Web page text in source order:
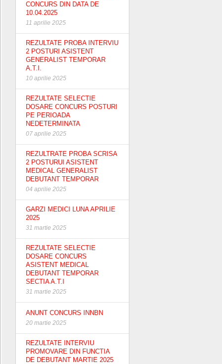
CONCURS DIN DATA DE
10.04.2025
11 aprilie 2025
REZULTATE PROBA INTERVIU
2 POSTURI ASISTENT
GENERALIST TEMPORAR
A.T.I.
10 aprilie 2025
REZULTATE SELECTIE
DOSARE CONCURS POSTURI
PE PERIOADA
NEDETERMINATA
07 aprilie 2025
REZULTRATE PROBA SCRISA
2 POSTURUI ASISTENT
MEDICAL GENERALIST
DEBUTANT TEMPORAR
04 aprilie 2025
GARZI MEDICI LUNA APRILIE
2025
31 martie 2025
REZULTATE SELECTIE
DOSARE CONCURS
ASISTENT MEDICAL
DEBUTANT TEMPORAR
SECTIA A.T.I
31 martie 2025
ANUNT CONCURS INNBN
20 martie 2025
REZULTATE INTERVIU
PROMOVARE DIN FUNCTIA
DE DEBUTANT MARTIE 2025